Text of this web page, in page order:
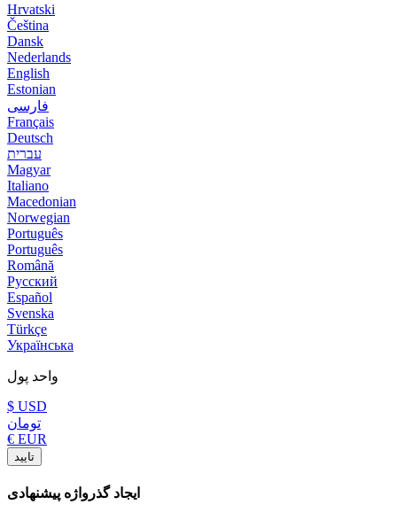
Hrvatski
Čeština
Dansk
Nederlands
English
Estonian
فارسی
Français
Deutsch
עברית
Magyar
Italiano
Macedonian
Norwegian
Português
Português
Română
Русский
Español
Svenska
Türkçe
Українська
واحد پول
$ USD
تومان
€‎ EUR
تایید
ایجاد گذرواژه پیشنهادی